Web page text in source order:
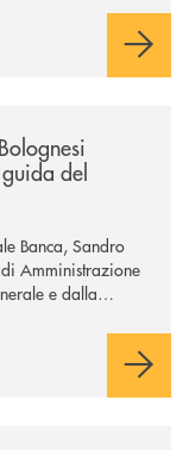
del
Banca, Sandro
Amministrazione
e dalla
Delegato, e con